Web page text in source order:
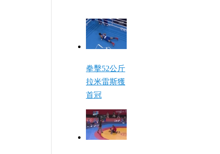
拳擊52公斤
拉米雷斯獲
首冠